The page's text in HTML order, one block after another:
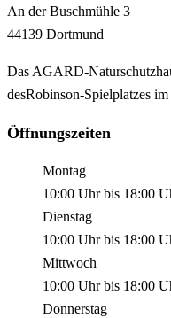
An der Buschmühle 3
44139 Dortmund
Das AGARD-
desRobinson-Spielplatzes
Öffnungszeiten
Montag
10:00 Uhrbis 18:00
Dienstag
10:00 Uhrbis 18:00
Mittwoch
10:00 Uhrbis 18:00
Donnerstag